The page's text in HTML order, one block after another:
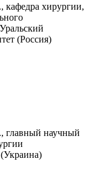
кафедра хирургии,
(Россия)
главный научный